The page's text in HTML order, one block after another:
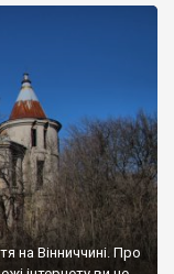
на Вінниччині. Про